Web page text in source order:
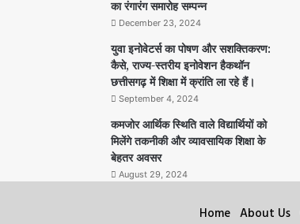
का रंगारंग समारोह सम्पन्न
December 23, 2024
युवा इनोवेटर्स का पोषण और सशक्तिकरण:
कैसे, राज्य-स्तरीय इनोवेशन हैकथॉन
छत्तीसगढ़ में शिक्षा में क्रांति ला रहे हैं।
September 4, 2024
कमजोर आर्थिक स्थिति वाले विद्यार्थियों को
मिलेंगे तकनीकी और व्यावसायिक शिक्षा के
बेहतर अवसर
August 29, 2024
Home About Us